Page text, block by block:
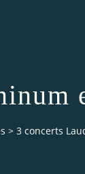
> 3 concerts